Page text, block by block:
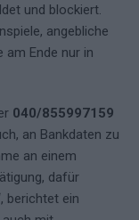
und blockiert.
angebliche
am Ende nur in
040/855997159
an Bankdaten zu
an einem
dafür
berichtet ein